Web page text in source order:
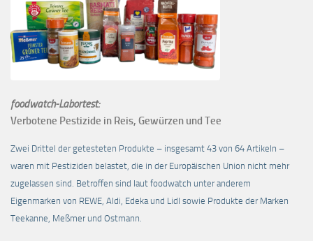
foodwatch-Labortest:
Verbotene Pestizide in Reis, Gewürzen und Tee
Zwei Drittel der getesteten Produkte – insgesamt 43 von 64 Artikeln –
waren mit Pestiziden belastet, die in der Europäischen Union nicht mehr
zugelassen sind. Betroffen sind laut foodwatch unter anderem
Eigenmarken von REWE, Aldi, Edeka und Lidl sowie Produkte der Marken
Teekanne, Meßmer und Ostmann.